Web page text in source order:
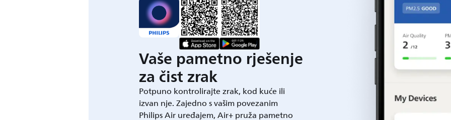
Vaše pametno rješenje
za čist zrak
Potpuno kontrolirajte zrak, kod kuće ili
izvan nje. Zajedno s vašim povezanim
Philips Air uređajem, Air+ pruža pametno